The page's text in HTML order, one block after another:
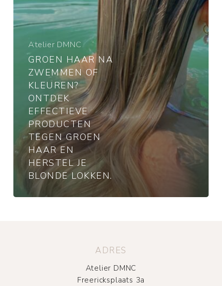
Ontdek
effectieve
producten
tegen
groen
haar
herstel
blonde
lokken.
Atelier DMNC
GROEN HAAR NA
ZWEMMEN OF
KLEUREN?
ONTDEK
EFFECTIEVE
PRODUCTEN
TEGEN GROEN
HAAR EN
HERSTEL JE
BLONDE LOKKEN.
ADRES
Atelier DMNC
Freericksplaats 3a